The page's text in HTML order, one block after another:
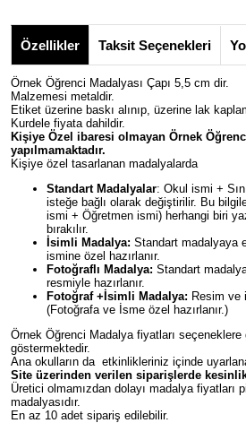
Özellikler Taksit Seçenekleri
Örnek Öğrenci Madalyası Çapı 5,5 cm dir.
Malzemesi metaldir.
Etiket üzerine baskı alınıp, üzerine lak
Kurdele fiyata dahildir.
Kişiye Özel ibaresi olmayan Örnek
yapılmamaktadır.
Kişiye özel tasarlanan madalyalarda
Standart Madalyalar: Okul ismi +
isteğe bağlı olarak değiştirilir. Bu
ismi + Öğretmen ismi) herhangi biri
bırakılır.
İsimli Madalya: Standart madalyaya
ismine özel hazırlanır.
Fotoğraflı Madalya: Standart
resmiyle hazırlanır.
Fotoğraf +İsimli Madalya: Resim ve
(Fotoğrafa ve İsme özel hazırlanır.)
Örnek Öğrenci Madalya fiyatları seçeneklere
göstermektedir.
Ana okulların da etkinlikleriniz içinde
Site üzerinden verilen siparişlerde
Üretici olmamızdan dolayı madalya fiyatları
madalyasıdır.
En az 10 adet sipariş edilebilir.